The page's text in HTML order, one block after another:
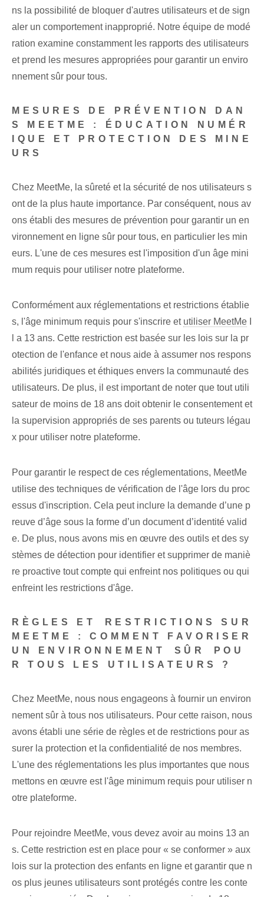
ns la possibilité de bloquer d'autres utilisateurs et de sign
aler un comportement inapproprié. Notre équipe de modé
ration examine constamment les rapports des utilisateurs
et prend les mesures appropriées pour garantir un enviro
nnement sûr pour tous.
MESURES DE PRÉVENTION DAN
S MEETME : ÉDUCATION NUMÉR
IQUE ET PROTECTION DES MINE
URS
Chez MeetMe, la sûreté et la sécurité de nos utilisateurs s
ont de la plus haute importance. Par conséquent, nous av
ons établi des ⁢mesures de prévention pour garantir un en
vironnement en ligne sûr⁢ pour tous, en particulier les min
eurs. L'une de ces mesures est l'imposition d'un âge mini
mum requis pour utiliser notre plateforme.
Conformément aux réglementations et restrictions établie
s, l'âge minimum requis pour s'inscrire et utiliser MeetMe
l a 13 ans. Cette restriction est basée sur les lois sur la pr
otection de l'enfance et nous aide à assumer nos respons
abilités juridiques et éthiques envers la communauté des
utilisateurs. De plus, il est important de noter que tout utili
sateur de moins de 18 ans doit obtenir le consentement et
la supervision appropriés de ses parents ou tuteurs légau
x pour utiliser notre plateforme.
Pour garantir le respect de ces réglementations, MeetMe
utilise des techniques de vérification de l'âge lors du proc
essus d'inscription. Cela peut inclure la demande d’une p
reuve d’âge sous la forme d’un document d’identité valid
e. De plus, nous avons mis en œuvre des outils et des sy
stèmes de détection pour identifier et supprimer de maniè
re proactive tout compte qui enfreint nos politiques ou qui
enfreint les restrictions d'âge.
RÈGLES ET ⁣RESTRICTIONS SUR
MEETME : COMMENT FAVORISER
UN ENVIRONNEMENT ⁢SÛR ⁢POU
R TOUS LES UTILISATEURS ?
Chez MeetMe, nous nous engageons à fournir un environ
nement sûr à tous nos utilisateurs. Pour cette raison, nous
avons établi une série de règles et de restrictions pour as
surer la protection et la confidentialité de nos membres.
L'une des réglementations les plus importantes que nous
mettons en œuvre est l'âge minimum requis pour utiliser n
otre plateforme.
Pour rejoindre MeetMe, vous devez avoir au moins 13 an
s. Cette restriction est en place pour « se conformer » aux
lois sur la protection des enfants en ligne et garantir que n
os plus jeunes utilisateurs sont protégés contre les conte